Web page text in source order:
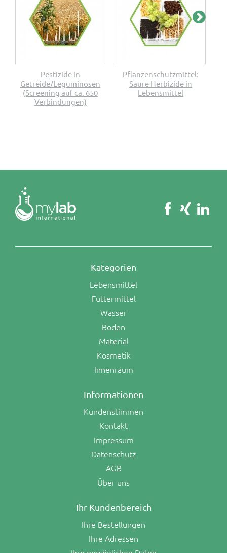
Pestizide in
Getreide/Leguminosen
(Screening auf ca. 650
Verbindungen)
Pflanzenschutzmittel:
Saure Herbizide in
Lebensmittel
Kategorien
Lebensmittel
Futtermittel
Wasser
Boden
Material
Kosmetik
Innenraum
Informationen
Kundenstimmen
Kontakt
Impressum
Datenschutz
AGB
Über uns
Ihr Kundenbereich
Ihre Bestellungen
Ihre Adressen